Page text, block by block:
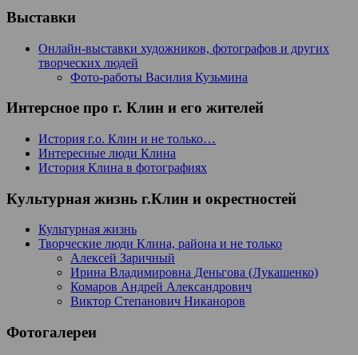
Выставки
Онлайн-выставки художников, фотографов и других
творческих людей
Фото-работы Василия Кузьмина
Интерсное про г. Клин и его жителей
История г.о. Клин и не только…
Интересные люди Клина
История Клина в фотографиях
Культурная жизнь г.Клин и окрестностей
Культурная жизнь
Творческие люди Клина, района и не только
Алексей Заричный
Ирина Владимировна Деньгова (Лукашенко)
Комаров Андрей Александрович
Виктор Степанович Никаноров
Фотогалереи